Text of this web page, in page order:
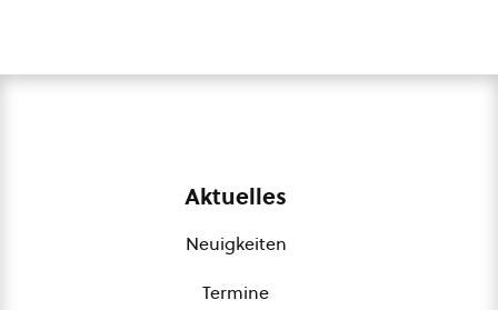
Aktuelles
Neuigkeiten
Termine